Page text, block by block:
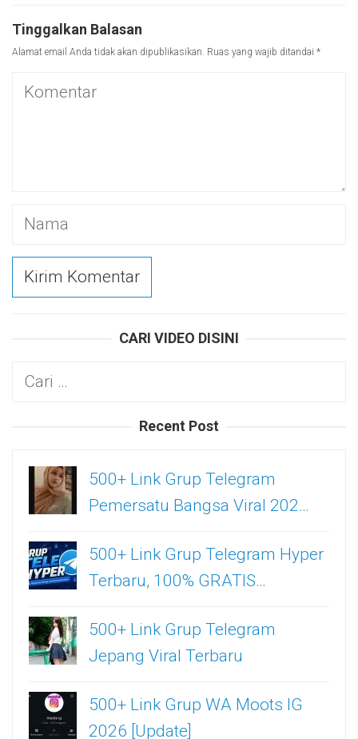
Tinggalkan Balasan
Alamat email Anda tidak akan dipublikasikan. Ruas yang wajib ditandai *
CARI VIDEO DISINI
Cari
Recent Post
500+ Link Grup Telegram
Pemersatu Bangsa Viral 202…
500+ Link Grup Telegram Hyper
Terbaru, 100% GRATIS…
500+ Link Grup Telegram
Jepang Viral Terbaru
500+ Link Grup WA Moots IG
2026 [Update]